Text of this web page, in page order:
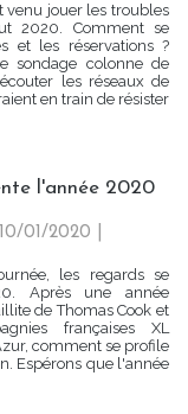
venu jouer les troubles
2020. Comment se
et les réservations ?
sondage colonne de
les réseaux de
en train de résister
l'année 2020
01/2020
les regards se
Après une année
de Thomas Cook et
françaises XL
comment se profile
Espérons que l'année